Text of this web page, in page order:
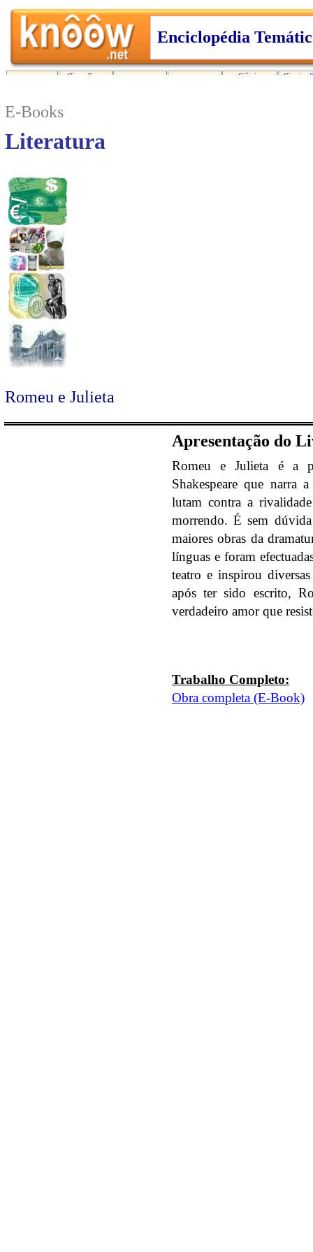
E-Books
Literatura
Romeu e Julieta
Apresentação do
Romeu e Julieta é a
Shakespeare que narra
lutam contra a
morrendo. É sem
maiores obras da
línguas e foram
teatro e inspirou
após ter sido escrito,
verdadeiro amor que
Trabalho Completo:
Obra completa (E-Book)